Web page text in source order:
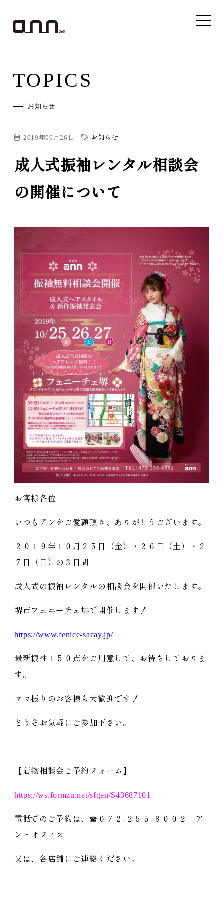
TOPICS
お知らせ
2019年06月26日 お知らせ
成人式振袖レンタル相談会
の開催について
お客様各位
いつもアンをご愛顧頂き、ありがとうございます。
２０１９年１０月２５日（金）・２６日（土）・２
７日（日）の３日間
成人式の振袖レンタルの相談会を開催いたします。
堺市フェニーチェ堺で開催します！
https://www.fenice-sacay.jp/
最新振袖１５０点をご用意して、お待ちしておりま
す。
ママ振りのお客様も大歓迎です！
どうぞお気軽にご参加下さい。
【着物相談会ご予約フォーム】
https://ws.formzu.net/sfgen/S43687101
電話でのご予約は、☎０７２-２５５-８００２ ア
ン・オフィス
又は、各店舗にご連絡ください。